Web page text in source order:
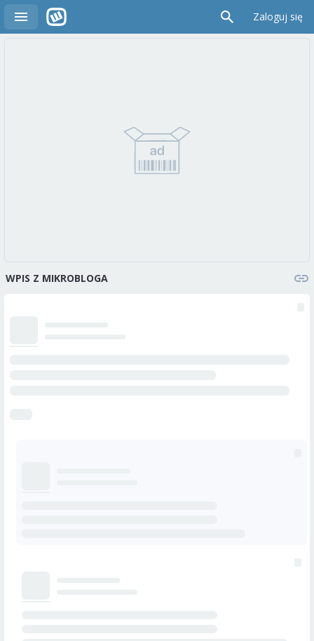
Zaloguj się
WPIS Z MIKROBLOGA